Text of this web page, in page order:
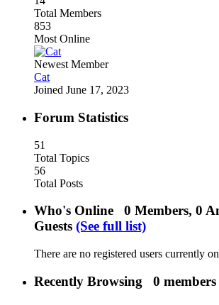
Total Members
853
Most Online
Newest Member
Cat
Joined June 17, 2023
Forum Statistics
51
Total Topics
56
Total Posts
Who's Online 0 Members, 0
Guests (See full list)
There are no registered users currently
Recently Browsing 0 members